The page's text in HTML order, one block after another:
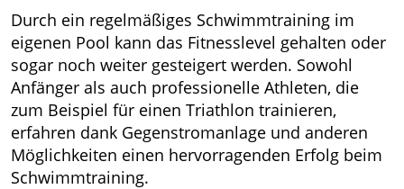
Durch ein regelmäßiges Schwimmtraining im
eigenen Pool kann das Fitnesslevel gehalten oder
sogar noch weiter gesteigert werden. Sowohl
Anfänger als auch professionelle Athleten, die
zum Beispiel für einen Triathlon trainieren,
erfahren dank Gegenstromanlage und anderen
Möglichkeiten einen hervorragenden Erfolg beim
Schwimmtraining.